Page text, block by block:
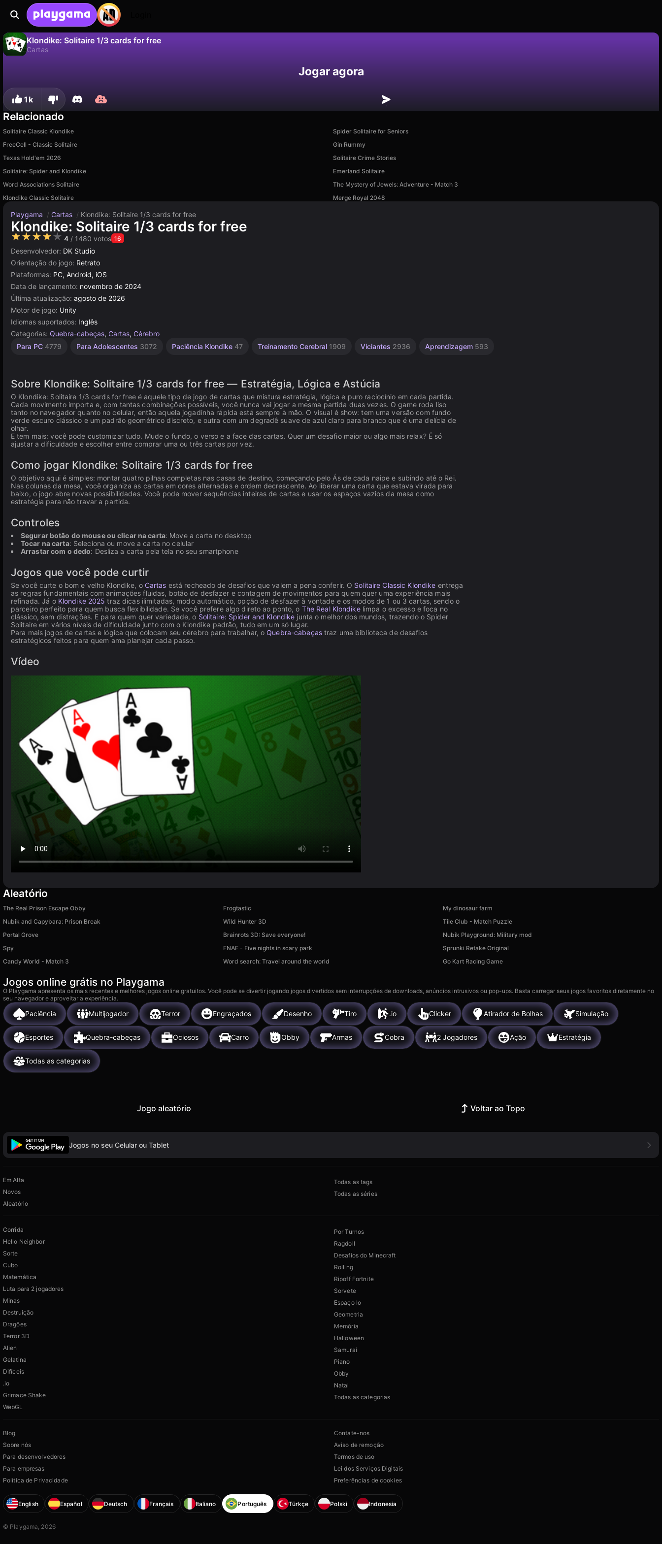
Klondike: Solitaire 1/3 cards for free
Cartas
Jogar agora
1k
Relacionado
Solitaire Classic Klondike
Spider Solitaire for Seniors
FreeCell - Classic Solitaire
Gin Rummy
Texas Hold'em 2026
Solitaire Crime Stories
Solitaire: Spider and Klondike
Emerland Solitaire
Word Associations Solitaire
The Mystery of Jewels: Adventure - Match 3
Klondike Classic Solitaire
Merge Royal 2048
Playgama / Cartas / Klondike: Solitaire 1/3 cards for free
Klondike: Solitaire 1/3 cards for free
★★★★★ 4 / 1480 votos 16
Desenvolvedor: DK Studio
Orientação do jogo: Retrato
Plataformas: PC, Android, iOS
Data de lançamento: novembro de 2024
Última atualização: agosto de 2026
Motor de jogo: Unity
Idiomas suportados: Inglês
Categorias: Quebra-cabeças, Cartas, Cérebro
Para PC 4779 Para Adolescentes 3072 Paciência Klondike 47 Treinamento Cerebral 1909 Viciantes 2936 Aprendizagem 593
Mentais
Agilidade
Mesa e
De 1
Russos
Navegador
Unity
Sobre Klondike: Solitaire 1/3 cards for free — Estratégia, Lógica e Astúcia
O Klondike: Solitaire 1/3 cards for free é aquele tipo de jogo de cartas que mistura estratégia, lógica e puro raciocínio em cada partida.
Cada movimento importa e, com tantas combinações possíveis, você nunca vai jogar a mesma partida duas vezes. O game roda liso
tanto no navegador quanto no celular, então aquela jogadinha rápida está sempre à mão. O visual é show: tem uma versão com fundo
verde escuro clássico e um padrão geométrico discreto, e outra com um degradê suave de azul claro para branco que é uma delícia de
olhar.
E tem mais: você pode customizar tudo. Mude o fundo, o verso e a face das cartas. Quer um desafio maior ou algo mais relax? É só
ajustar a dificuldade e escolher entre comprar uma ou três cartas por vez.
Como jogar Klondike: Solitaire 1/3 cards for free
O objetivo aqui é simples: montar quatro pilhas completas nas casas de destino, começando pelo Ás de cada naipe e subindo até o Rei.
Nas colunas da mesa, você organiza as cartas em cores alternadas e ordem decrescente. Ao liberar uma carta que estava virada para
baixo, o jogo abre novas possibilidades. Você pode mover sequências inteiras de cartas e usar os espaços vazios da mesa como
estratégia para não travar a partida.
Controles
Segurar botão do mouse ou clicar na carta: Move a carta no desktop
Tocar na carta: Seleciona ou move a carta no celular
Arrastar com o dedo: Desliza a carta pela tela no seu smartphone
Jogos que você pode curtir
Se você curte o bom e velho Klondike, o Cartas está recheado de desafios que valem a pena conferir. O Solitaire Classic Klondike entrega
as regras fundamentais com animações fluidas, botão de desfazer e contagem de movimentos para quem quer uma experiência mais
refinada. Já o Klondike 2025 traz dicas ilimitadas, modo automático, opção de desfazer à vontade e os modos de 1 ou 3 cartas, sendo o
parceiro perfeito para quem busca flexibilidade. Se você prefere algo direto ao ponto, o The Real Klondikelimpa o excesso e foca no
clássico, sem distrações. E para quem quer variedade, o Solitaire: Spider and Klondike junta o melhor dos mundos, trazendo o Spider
Solitaire em vários níveis de dificuldade junto com o Klondike padrão, tudo em um só lugar.
Para mais jogos de cartas e lógica que colocam seu cérebro para trabalhar, o Quebra-cabeçastraz uma biblioteca de desafios
estratégicos feitos para quem ama planejar cada passo.
Vídeo
Aleatório
The Real Prison Escape Obby Frogtastic
My dinosaur farm
Nubik and Capybara: Prison Break
Wild Hunter 3D
Tile Club - Match Puzzle
Portal Grove
Brainrots 3D: Save everyone!
Nubik Playground: Military mod
Spy
FNAF - Five nights in scary park
Sprunki Retake Original
Candy World - Match 3
Word search: Travel around the world Go Kart Racing Game
Jogos online grátis no Playgama
O Playgama apresenta os mais recentes e melhores jogos online gratuitos. Você pode se divertir jogando jogos divertidos sem interrupções de downloads, anúncios intrusivos ou pop-ups. Basta carregar seus jogos favoritos diretamente no
seu navegador e aproveitar a experiência.
Paciência Multijogador Terror Engraçados Desenho Tiro .io Clicker Atirador de Bolhas Simulação
Esportes Quebra-cabeças Ociosos Carro Obby Armas Cobra 2 Jogadores Ação Estratégia
Todas as categorias
Jogo aleatório Voltar ao Topo
Jogos no seu Celular ou Tablet
Em Alta
Novos
Aleatório
Todas as tags
Todas as séries
Corrida
Hello Neighbor
Sorte
Cubo
Matemática
Luta para 2 jogadores
Minas
Destruição
Dragões
Terror 3D
Alien
Gelatina
Difíceis
.io
Grimace Shake
WebGL
Por Turnos
Ragdoll
Desafios do Minecraft
Rolling
Ripoff Fortnite
Sorvete
Espaço Io
Geometria
Memória
Halloween
Samurai
Piano
Obby
Natal
Todas as categorias
Blog
Sobre nós
Para desenvolvedores
Para empresas
Política de Privacidade
Contate-nos
Aviso de remoção
Termos de uso
Lei dos Serviços Digitais
Preferências de cookies
English Español Deutsch Français Italiano Português Türkçe Polski Indonesia
© Playgama, 2026